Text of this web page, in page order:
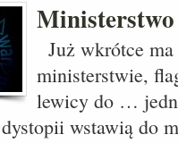
Już wkrótce
ministerstwie,
lewicy do …
wstawią do